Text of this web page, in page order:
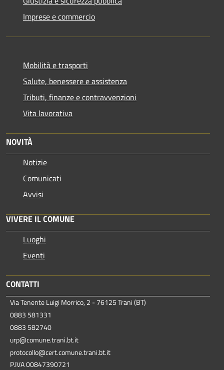
Imprese e commercio
Mobilità e trasporti
Salute, benessere e assistenza
Tributi, finanze e contravvenzioni
Vita lavorativa
NOVITÀ
Notizie
Comunicati
Avvisi
VIVERE IL COMUNE
Luoghi
Eventi
CONTATTI
Via Tenente Luigi Morrico, 2 - 76125 Trani (BT)
0883 581331
0883 582740
urp@comune.trani.bt.it
protocollo@cert.comune.trani.bt.it
P.IVA 00847390721